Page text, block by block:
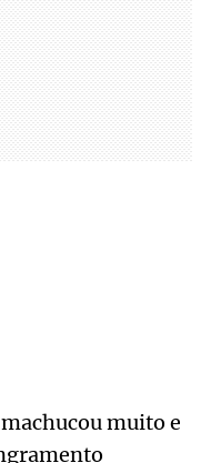
muito e